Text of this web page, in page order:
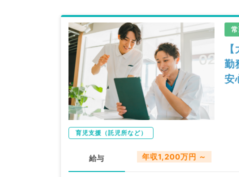
勤
安
育児支援（託児所など）
給与 年収1,200万円 ～